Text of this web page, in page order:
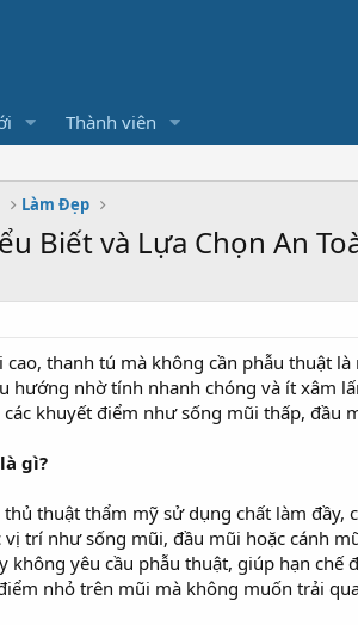
Thành viên
Làm Đẹp
Biết và Lựa Chọn An
cao, thanh tú mà không cần phẫu thuật
hướng nhờ tính nhanh chóng và ít xâm
khuyết điểm như sống mũi thấp, đầu
gì?
thuật thẩm mỹ sử dụng chất làm đầy,
vị trí như sống mũi, đầu mũi hoặc cánh
không yêu cầu phẫu thuật, giúp hạn
nhỏ trên mũi mà không muốn trải